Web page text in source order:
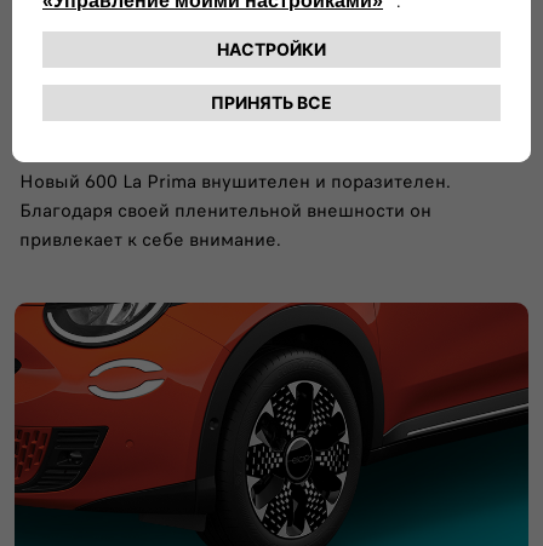
Новый 600 La Prima внушителен и поразителен.
Благодаря своей пленительной внешности он
привлекает к себе внимание.